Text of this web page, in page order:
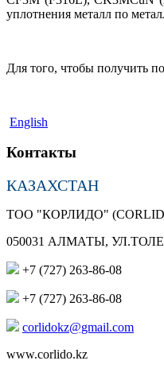
уплотнения металл по
Для того, чтобы получить
English
Контакты
КАЗАХСТАН
TOO "КОРЛИДО"
050031 АЛМАТЫ, УЛ.ТОЛЕ
+7 (727) 263-86-08
+7 (727) 263-86-08
corlidokz@gmail.com
www.corlido.kz